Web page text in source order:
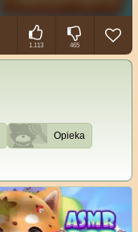
1.113 465
Opieka